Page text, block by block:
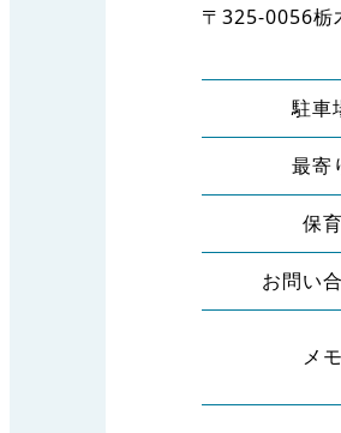
〒325-0056栃
駐車
最寄
保育
お問い
メモ